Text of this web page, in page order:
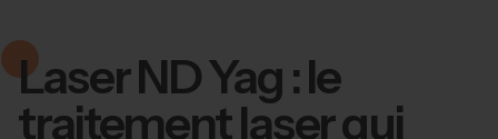
Laser ND Yag : le
traitement laser qui